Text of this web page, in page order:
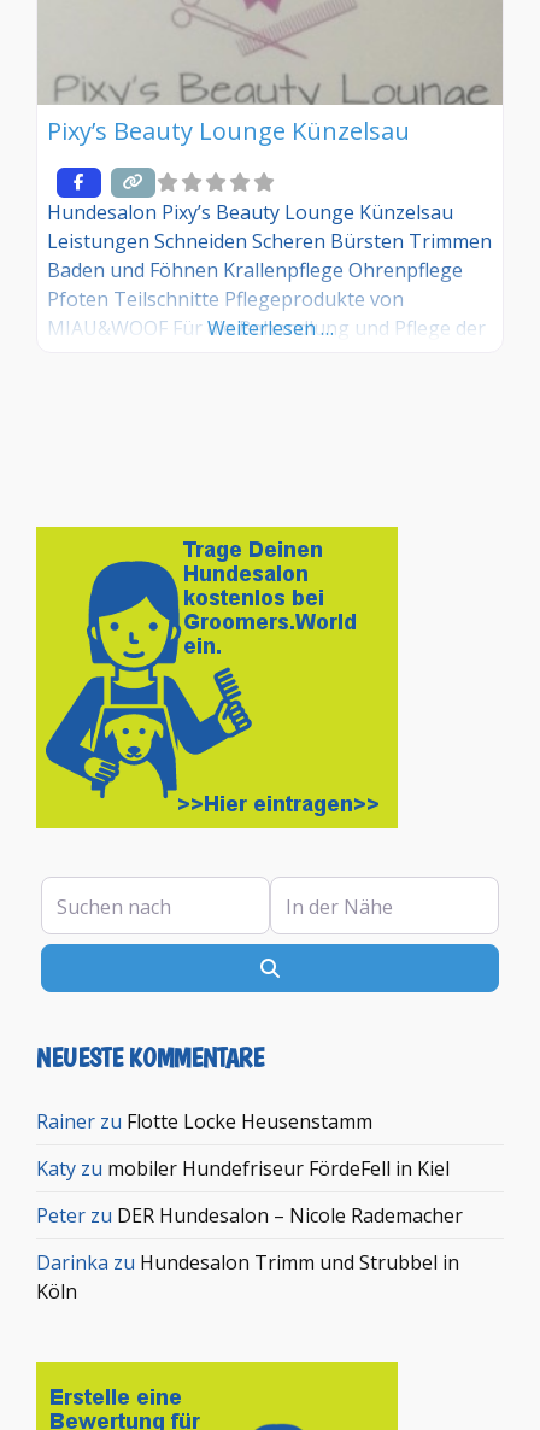
Pixy’s Beauty Lounge Künzelsau
Hundesalon Pixy’s Beauty Lounge Künzelsau
Leistungen Schneiden Scheren Bürsten Trimmen
Baden und Föhnen Krallenpflege Ohrenpflege
Pfoten Teilschnitte Pflegeprodukte von
MIAU&WOOF Für die Behandlung und Pflege der
Mischlinge und Katzen entwickelt wurden. Ob
Kämmbarkeit, Hautfeuchtigkeit,
Weiterlesen …
Suchen nach In der Nähe
NEUESTE KOMMENTARE
Rainer zu Flotte Locke Heusenstamm
Katy zu mobiler Hundefriseur FördeFell in Kiel
Peter zu DER Hundesalon – Nicole Rademacher
Darinka zu Hundesalon Trimm und Strubbel in
Köln